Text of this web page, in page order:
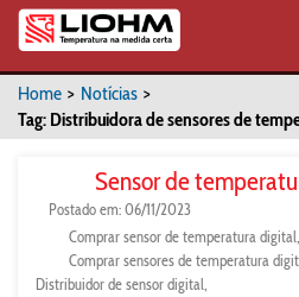
Home > Notícias >
Tag: Distribuidora de sensores de
Sensor de
Postado em: 06/11/2023
Comprar sensor de temperatura digital
Comprar sensores de temperatura
Distribuidor de sensor digital